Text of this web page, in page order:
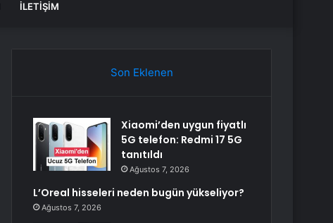
İLETIŞIM
Son Eklenen
Xiaomi’den uygun fiyatlı
5G telefon: Redmi 17 5G
tanıtıldı
Ağustos 7, 2026
L’Oreal hisseleri neden bugün yükseliyor?
Ağustos 7, 2026